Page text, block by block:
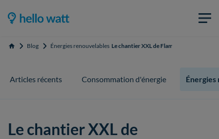
Accueil Blog Énergies renouvelables Le chantier XXL de Flamanville pourrait
Articles récents Consommation d'énergie
Le chantier XXL de